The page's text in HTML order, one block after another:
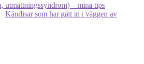
utmattningssyndrom) – mina tips
Kändisar som har gått in i väggen av